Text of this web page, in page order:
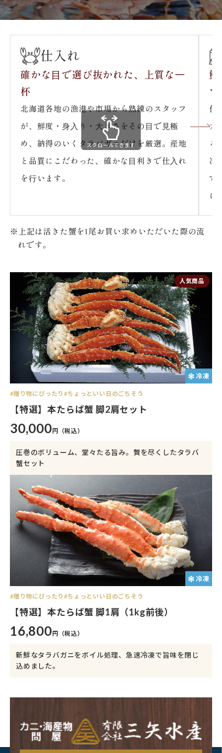
仕入れ
確かな⽬で選び抜かれた、 上質な⼀
杯
北海道各地の漁港や市場から熟練のスタッフ
が、鮮度・⾝⼊り・⼤きさをその⽬で⾒極
め、納得のいくタラバガニだけを厳選。産地
と品質にこだわった、確かな⽬利きで仕⼊れ
を⾏います。
仕
大
る
凍
で
に
スクロールできます
※上記は活きた蟹を1尾お買い求めいただいた際の流
れです。
人気商品
冷凍
贈り物にぴったり ちょっといい日のごちそう
【特選】本たらば蟹 脚2肩セット
30,000 円（税込）
圧巻のボリューム、堂々たる旨み。贅を尽くしたタラバ
蟹セット
冷凍
贈り物にぴったり ちょっといい日のごちそう
【特選】本たらば蟹 脚1肩（1kg前後）
16,800 円（税込）
新鮮なタラバガニをボイル処理、急速冷凍で旨味を閉じ
込めました。